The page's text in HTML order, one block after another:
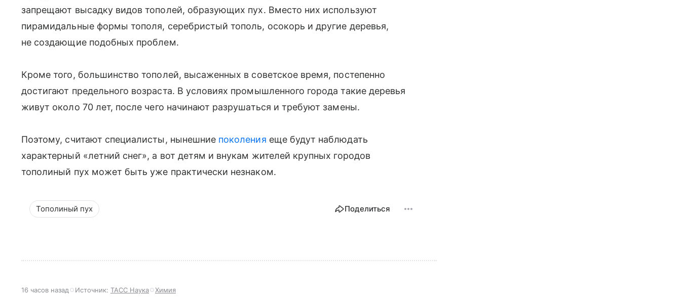
запрещают высадку видов тополей, образующих пух. Вместо них используют
пирамидальные формы тополя, серебристый тополь, осокорь и другие деревья,
не создающие подобных проблем.
Кроме того, большинство тополей, высаженных в советское время, постепенно
достигают предельного возраста. В условиях промышленного города такие деревья
живут около 70 лет, после чего начинают разрушаться и требуют замены.
Поэтому, считают специалисты, нынешние поколения еще будут наблюдать
характерный «летний снег», а вот детям и внукам жителей крупных городов
тополиный пух может быть уже практически незнаком.
Тополиный пух Поделиться
16 часов назад Источник: ТАСС Наука Химия